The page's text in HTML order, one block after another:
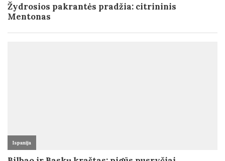
Žydrosios pakrantės pradžia: citrininis
Mentonas
Ispanija